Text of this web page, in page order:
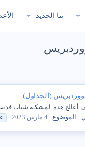
ما الجديد
(الجداول)
أعالج هذه المشكلة شباب
الموضوع 4 مارس 2023